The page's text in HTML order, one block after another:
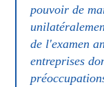
pouvoir de
de l'examen
entreprises